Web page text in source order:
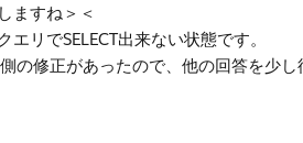
ますね＞＜
エリでSELECT出来ない状態です。
の修正があったので、他の回答を少